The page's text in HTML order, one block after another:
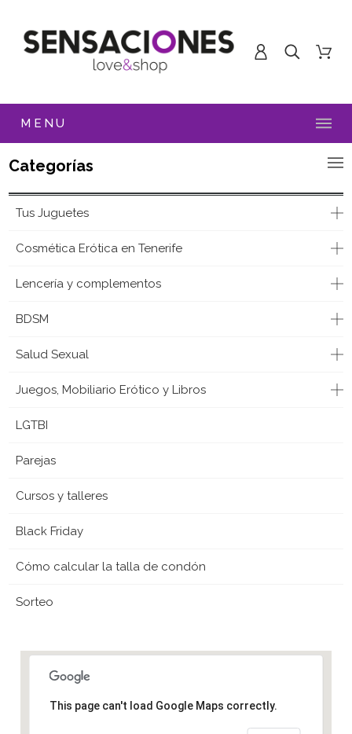
MENU
Categorías
Tus Juguetes
Cosmética Erótica en Tenerife
Lencería y complementos
BDSM
Salud Sexual
Juegos, Mobiliario Erótico y Libros
LGTBI
Parejas
Cursos y talleres
Black Friday
Cómo calcular la talla de condón
Sorteo
This page can't load Google Maps correctly.